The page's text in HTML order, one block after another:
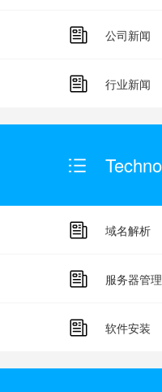
公司新闻
行业新闻
域名解析
服务器管理
软件安装